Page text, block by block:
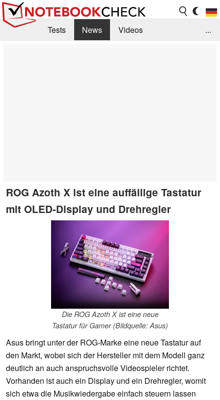
Tests News
Videos
...
ROG Azoth X ist eine auffällige Tastatur
mit OLED-Display und Drehregler
Die ROG Azoth X ist eine neue
Tastatur für Gamer (Bildquelle: Asus)
Asus bringt unter der ROG-Marke eine neue Tastatur auf
den Markt, wobei sich der Hersteller mit dem Modell ganz
deutlich an auch anspruchsvolle Videospieler richtet.
Vorhanden ist auch ein Display und ein Drehregler, womit
sich etwa die Musikwiedergabe einfach steuern lassen